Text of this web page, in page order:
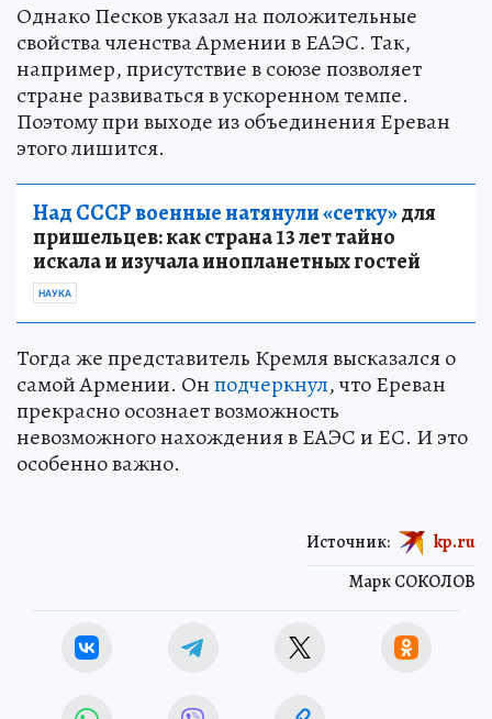
Однако Песков указал на положительные
свойства членства Армении в ЕАЭС. Так,
например, присутствие в союзе позволяет
стране развиваться в ускоренном темпе.
Поэтому при выходе из объединения Ереван
этого лишится.
Над СССР военные натянули «сетку»для
пришельцев: как страна 13 лет тайно
искала и изучала инопланетных гостей
НАУКА
Тогда же представитель Кремля высказался о
самой Армении. Онподчеркнул, что Ереван
прекрасно осознает возможность
невозможного нахождения в ЕАЭС и ЕС. И это
особенно важно.
Марк СОКОЛОВ
Источник: kp.ru